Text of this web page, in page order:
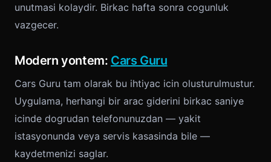
unutmasi kolaydir. Birkac hafta sonra cogunluk
vazgecer.
Modern yontem: Cars Guru
Cars Guru tam olarak bu ihtiyac icin olusturulmustur.
Uygulama, herhangi bir arac giderini birkac saniye
icinde dogrudan telefonunuzdan — yakit
istasyonunda veya servis kasasinda bile —
kaydetmenizi saglar.